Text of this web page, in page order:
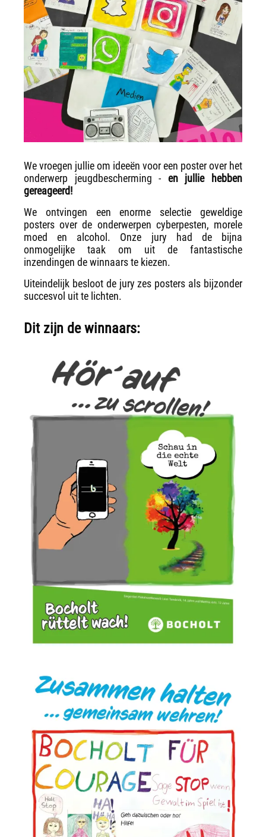
We vroegen jullie om ideeën voor een poster over het
onderwerp jeugdbescherming - en jullie hebben
gereageerd!
We ontvingen een enorme selectie geweldige
posters over de onderwerpen cyberpesten, morele
moed en alcohol. Onze jury had de bijna
onmogelijke taak om uit de fantastische
inzendingen de winnaars te kiezen.
Uiteindelijk besloot de jury zes posters als bijzonder
succesvol uit te lichten.
Dit zijn de winnaars: